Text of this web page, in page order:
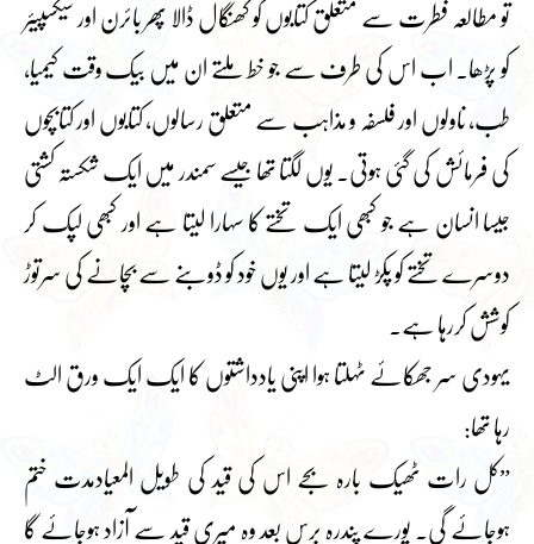
تو مطالعہ فطرت سے متعلق کتابوں کو کھنگال ڈالا پھر بائرن اور شیکسپیئر
کو پڑھا۔ اب اس کی طرف سے جو خط ملتے ان میں بیک وقت کیمیا،
طب، ناولوں اور فلسفہ و مذاہب سے متعلق رسالوں، کتابوں اور کتابچوں
کی فرمائش کی گئی ہوتی۔ یوں لگتا تھا جیسے سمندر میں ایک شکستہ کشتی
جیسا انسان ہے جو کبھی ایک تختے کا سہارا لیتا ہے اور کبھی لپک کر
دوسرے تختے کو پکڑ لیتا ہے اور یوں خود کو ڈوبنے سے بچانے کی سرتوڑ
کوشش کررہا ہے۔
یہودی سر جھکائے ٹہلتا ہوا اپنی یادداشتوں کا ایک ایک ورق الٹ
رہا تھا:
”کل رات ٹھیک بارہ بجے اس کی قید کی طویل المعیادمدت ختم
ہوجائے گی۔ پورے پندرہ برس بعد وہ میری قید سے آزاد ہوجائے گا